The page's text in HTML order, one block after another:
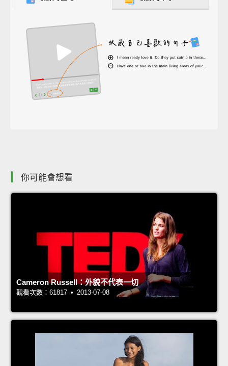
你可能會想看
Cameron Russell：外貌不代表一切
觀看次數：61817 • 2013-07-08